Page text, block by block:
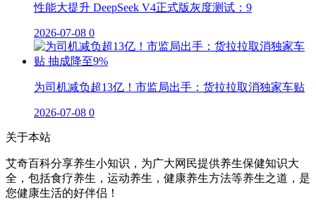
性能大提升 DeepSeek V4正式版灰度测试：9
2026-07-08 0
为司机减负超13亿！市监局出手：货拉拉取消独家车贴
2026-07-08 0
关于本站
艾奇百科分享养生小知识，为广大网民提供养生保健知识大
全，包括食疗养生，运动养生，健康养生方法等养生之道，是
您健康生活的好伴侣！